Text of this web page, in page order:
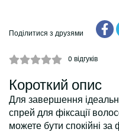
Поділитися з друзями
0 відгуків
Короткий опис
Для завершення
спрей для фіксації
можете бути спокійні за